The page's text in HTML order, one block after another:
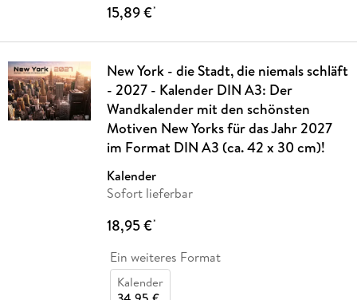
15,89 €*
New York - die Stadt, die niemals schläft
- 2027 - Kalender DIN A3: Der
Wandkalender mit den schönsten
Motiven New Yorks für das Jahr 2027
im Format DIN A3 (ca. 42 x 30 cm)!
Kalender
Sofort lieferbar
18,95 €*
Ein weiteres Format
Kalender